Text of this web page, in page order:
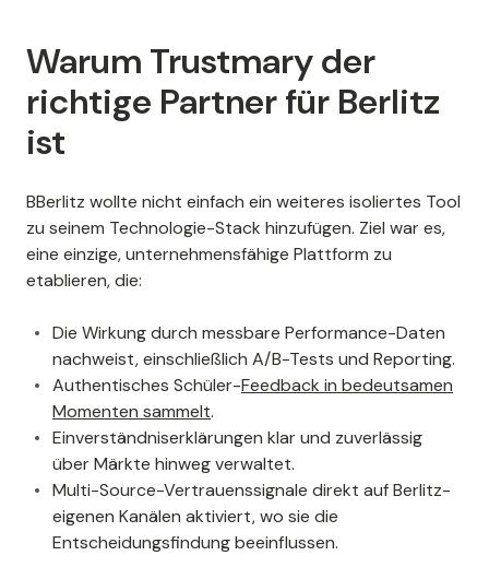
Warum Trustmary der
richtige Partner für Berlitz
ist
BBerlitz wollte nicht einfach ein weiteres isoliertes Tool
zu seinem Technologie-Stack hinzufügen. Ziel war es,
eine einzige, unternehmensfähige Plattform zu
etablieren, die:
Die Wirkung durch messbare Performance-Daten
nachweist, einschließlich A/B-Tests und Reporting.
Authentisches Schüler-Feedback in bedeutsamen
Momenten sammelt.
Einverständniserklärungen klar und zuverlässig
über Märkte hinweg verwaltet.
Multi-Source-Vertrauenssignale direkt auf Berlitz-
eigenen Kanälen aktiviert, wo sie die
Entscheidungsfindung beeinflussen.